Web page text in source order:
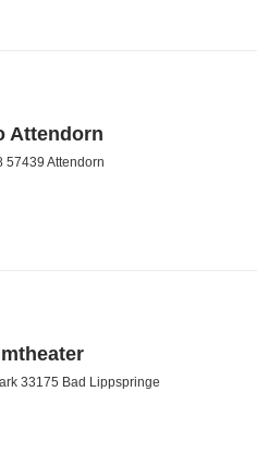
Attendorn
57439 Attendorn
33175 Bad Lippspringe